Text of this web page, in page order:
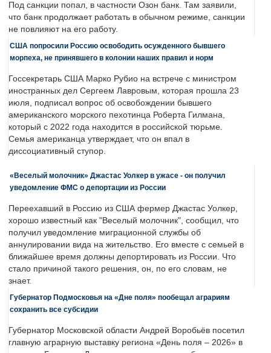
Под санкции попал, в частности Озон банк. Там заявили,
что банк продолжает работать в обычном режиме, санкции
не повлияют на его работу.
США попросили Россию освободить осужденного бывшего
морпеха, не принявшего в колонии наших правил и норм
Госсекретарь США Марко Рубио на встрече с министром
иностранных дел Сергеем Лавровым, которая прошла 23
июля, подписал вопрос об освобождении бывшего
американского морского пехотинца Роберта Гилмана,
который с 2022 года находится в российской тюрьме.
Семья американца утверждает, что он впал в
диссоциативный ступор.
«Веселый молочник» Джастас Уолкер в ужасе - он получил
уведомление ФМС о депортации из России
Переехавший в Россию из США фермер Джастас Уолкер,
хорошо известный как "Веселый молочник", сообщил, что
получил уведомление миграционной службы об
аннулировании вида на жительство. Его вместе с семьей в
ближайшее время должны депортировать из России. Что
стало причиной такого решения, он, по его словам, не
знает.
Губернатор Подмосковья на «Дне поля» пообещал аграриям
сохранить все субсидии
Губернатор Московской области Андрей Воробьёв посетил
главную аграрную выставку региона «День поля – 2026» в